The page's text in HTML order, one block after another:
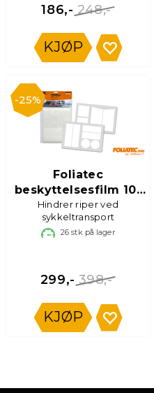
248,-
186,-
KJØP
25%
Foliatec
beskyttelsesfilm 10-
pk
Hindrer riper ved
sykkeltransport
26 stk på lager
398,-
299,-
KJØP